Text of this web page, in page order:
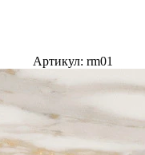
Артикул: rm01